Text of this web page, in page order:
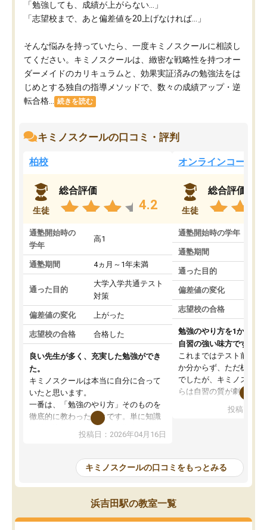
「勉強しても、成績が上がらない…」
「志望校まで、あと偏差値を20上げなければ…」
そんな悩みを持っていたら、一度キミノスクールに相談し
てください。キミノスクールは、緻密な戦略性を持つオー
ダーメイドのカリキュラムと、効果実証済みの勉強法をは
じめとする独自の指導メソッドで、数々の成績アップ・逆
転合格...
続きを読む
キミノスクールの口コミ・評判
柏校
生徒
総合評価
4.2
通塾開始時の
学年
高1
通塾期間 4ヵ月～1年未満
通った目的
大学入学共通テスト
対策
偏差値の変化 上がった
志望校の合格 合格した
良い先生が多く、充実した勉強ができ
た。
キミノスクールは本当に自分に合って
いたと思います。
一番は、「勉強のやり方」そのものを
徹底的に教わったことです。単に知識
を詰め込むのではなく、自学自習の習
慣が身につくよう並走してくれるの
はなくなりました。
講師の方との距離も近く、親身なコー
チングのおかげで、停滞期もモチベー
ションを維持できました。「やらされ
る勉強」から「目標のための勉強」へ
投稿日：2026年04月16日
オンラインコース
生徒
総合評価
通塾開始時の学年
通塾期間
通った目的
偏差値の変化
志望校の合格
勉強のやり方を1から教
自習の強い味方です。
これまではテスト前に何
か分からず、ただ机に座
でしたが、キミノスクー
らは自習の質が劇的に変
を明確にしてくれるの
の仕方をコーチングして
ルなので、家での学習習
身につきました。結果と
た。自分から学ぶ姿勢を
投稿日：
キミノスクールの口コミをもっとみる
浜吉田駅の教室一覧